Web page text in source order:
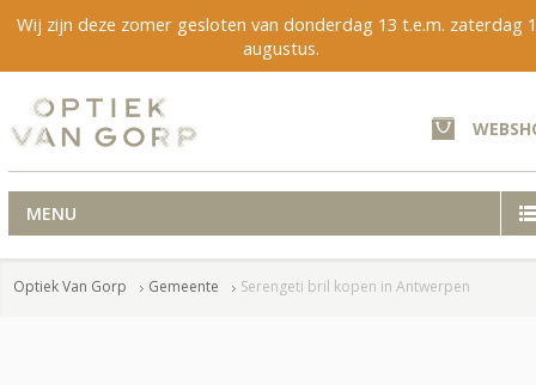
Wij zijn deze zomer gesloten van donderdag 13 t.e.m. zaterdag
augustus.
MENU
Optiek Van Gorp Gemeente Serengeti bril kopen in Antwerpen